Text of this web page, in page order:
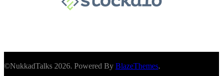
©NukkadTalks 2026. Powered By BlazeThemes.